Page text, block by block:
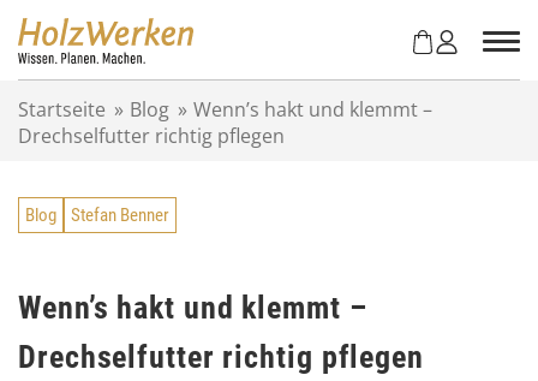
Startseite » Blog » Wenn’s hakt und klemmt –
Drechselfutter richtig pflegen
Blog Stefan Benner
Wenn’s hakt und klemmt –
Drechselfutter richtig pflegen